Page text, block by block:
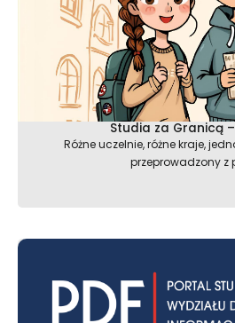
Studia za Granicą
Różne uczelnie, różne kraje,
przeprowadzony z